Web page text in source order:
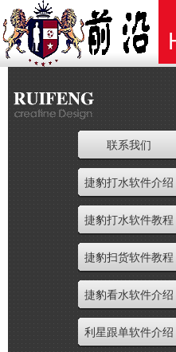
联系我们
捷豹打水软件介绍
捷豹打水软件教程
捷豹扫货软件教程
捷豹看水软件介绍
利星跟单软件介绍